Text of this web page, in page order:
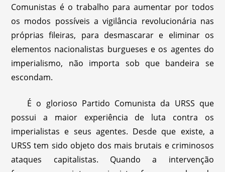
Comunistas é o trabalho para aumentar por todos
os modos possíveis a vigilância revolucionária nas
próprias fileiras, para desmascarar e eliminar os
elementos nacionalistas burgueses e os agentes do
imperialismo, não importa sob que bandeira se
escondam.
É o glorioso Partido Comunista da URSS que
possui a maior experiência de luta contra os
imperialistas e seus agentes. Desde que existe, a
URSS tem sido objeto dos mais brutais e criminosos
ataques capitalistas. Quando a intervenção